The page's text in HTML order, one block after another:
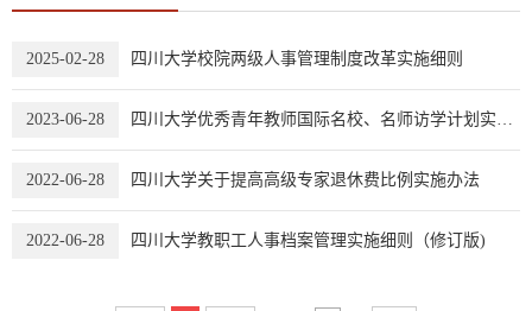
2025-02-28 四川大学校院两级人事管理制度改革实施细则
2023-06-28 四川大学优秀青年教师国际名校、名师访学计划实施办法（修订）
2022-06-28 四川大学关于提高高级专家退休费比例实施办法
2022-06-28 四川大学教职工人事档案管理实施细则（修订版)